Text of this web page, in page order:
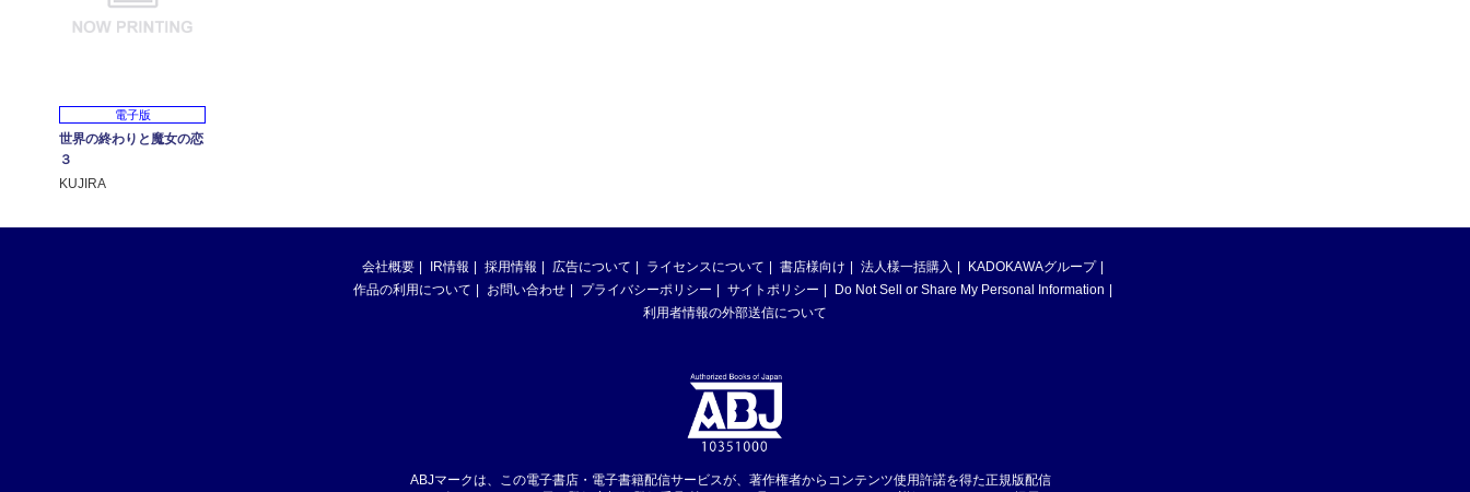
電子版
世界の終わりと魔女の恋
３
KUJIRA
会社概要 IR情報 採用情報 広告について ライセンスについて 書店様向け 法人様一括購入
KADOKAWAグループ
作品の利用について
お問い合わせ プライバシーポリシー サイトポリシー
Do Not Sell or Share My Personal Information
利用者情報の外部送信について
ABJマークは、この電子書店・電子書籍配信サービスが、著作権者からコンテンツ使用許諾を得た正規版配信